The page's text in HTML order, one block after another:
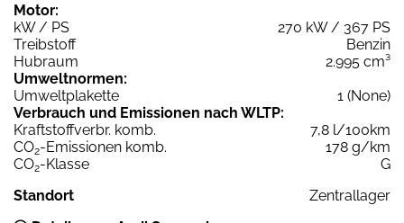
Motor:
kW / PS
270 kW / 367 PS
Treibstoff
Benzin
Hubraum
2.995 cm³
Umweltnormen:
Umweltplakette
1 (None)
Verbrauch und Emissionen nach WLTP:
Kraftstoffverbr. komb.
7,8 l/100km
CO2-Emissionen komb.
178 g/km
CO2-Klasse
G
Standort
Zentrallager